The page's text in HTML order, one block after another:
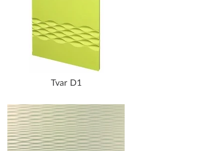
Tvar D1